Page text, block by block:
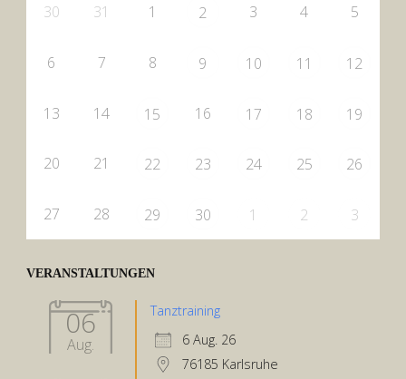
30 31 1 2 3 4 5
6 7 8 9 10 11 12
13 14 15 16 17 18 19
20 21 22 23 24 25 26
27 28 29 30 1 2 3
VERANSTALTUNGEN
06
Aug.
Tanztraining
6 Aug. 26
76185 Karlsruhe